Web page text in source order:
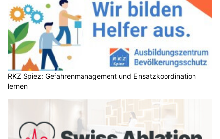
RKZ Spiez: Gefahrenmanagement und Einsatzkoordination
lernen